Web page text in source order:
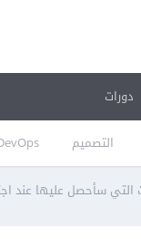
التصميم
دورات
التي سأحصل عليها عند